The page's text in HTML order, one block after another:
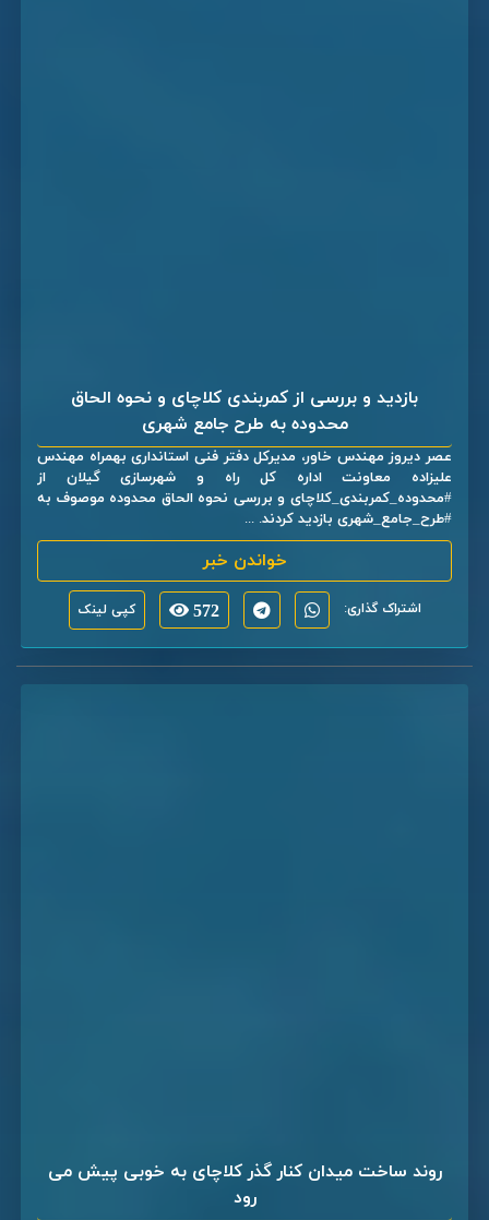
بازدید و بررسی از کمربندی کلاچای و نحوه الحاق
محدوده به طرح جامع شهری
عصر دیروز مهندس خاور، مدیرکل دفتر فنی استانداری بهمراه مهندس
علیزاده معاونت اداره کل راه و شهرسازی گیلان از
#محدوده_کمربندی_کلاچای و بررسی نحوه الحاق محدوده موصوف به
#طرح_جامع_شهری بازدید کردند. ...
خواندن خبر
اشتراک گذاری: 572 کپی لینک
روند ساخت میدان کنار گذر کلاچای به خوبی پیش می
رود